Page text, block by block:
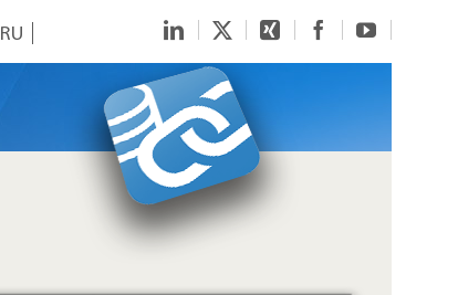
RU LinkedInTwitterXing Facebook